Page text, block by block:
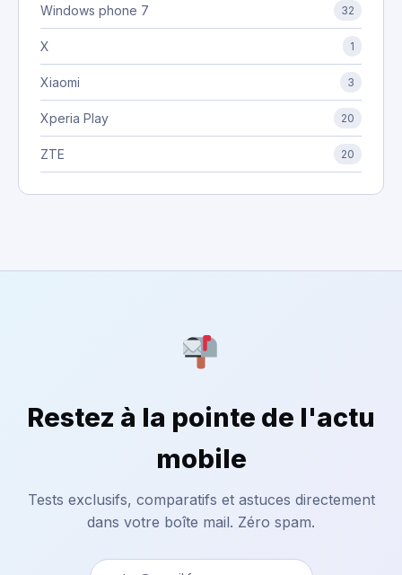
Windows phone 7 32
X 1
Xiaomi 3
Xperia Play 20
ZTE 20
Restez à la pointe de l'actu
mobile
Tests exclusifs, comparatifs et astuces directement
dans votre boîte mail. Zéro spam.